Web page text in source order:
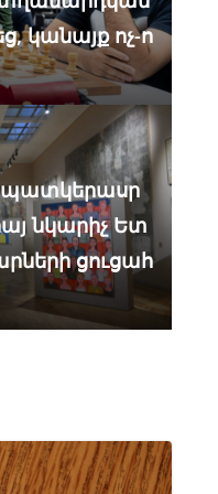
կանայք ոչ-ո
պատկերասր
նկարիչ Ետ
ցուցահ